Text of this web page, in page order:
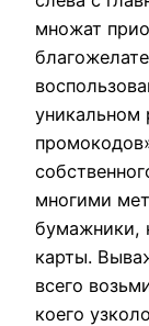
множат
уникальном
многими
бумажники,
карты.
всего
коего